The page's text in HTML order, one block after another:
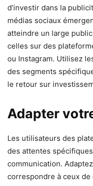
d’investir dans la
médias sociaux
atteindre un large
celles sur des
ou Instagram. Utilisez
des segments
le retour sur
Adapter
Les utilisateurs des
des attentes
communication.
correspondre à ceux de